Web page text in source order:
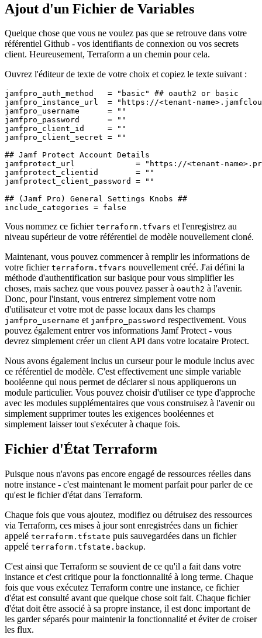
Ajout d'un Fichier de Variables
Quelque chose que vous ne voulez pas que se retrouve dans votre
référentiel Github - vos identifiants de connexion ou vos secrets
client. Heureusement, Terraform a un chemin pour cela.
Ouvrez l'éditeur de texte de votre choix et copiez le texte suivant :
jamfpro_auth_method   = "basic" ## oauth2 or basic
jamfpro_instance_url  = "https://<tenant-
jamfpro_username      = ""
jamfpro_password      = ""
jamfpro_client_id     = ""
jamfpro_client_secret = ""
## Jamf Protect Account Details
jamfprotect_url             = "https://<tenant-
jamfprotect_clientid        = ""
jamfprotect_client_password = ""
## (Jamf Pro) General Settings Knobs ##
Vous nommez ce fichier terraform.tfvars et l'enregistrez au
niveau supérieur de votre référentiel de modèle nouvellement cloné.
Maintenant, vous pouvez commencer à remplir les informations de
votre fichier terraform.tfvars nouvellement créé. J'ai défini la
méthode d'authentification sur basique pour vous simplifier les
choses, mais sachez que vous pouvez passer à oauth2 à l'avenir.
Donc, pour l'instant, vous entrerez simplement votre nom
d'utilisateur et votre mot de passe locaux dans les champs
jamfpro_username et jamfpro_password respectivement. Vous
pouvez également entrer vos informations Jamf Protect - vous
devrez simplement créer un client API dans votre locataire Protect.
Nous avons également inclus un curseur pour le module inclus avec
ce référentiel de modèle. C'est effectivement une simple variable
booléenne qui nous permet de déclarer si nous appliquerons un
module particulier. Vous pouvez choisir d'utiliser ce type d'approche
avec les modules supplémentaires que vous construisez à l'avenir ou
simplement supprimer toutes les exigences booléennes et
simplement laisser tout s'exécuter à chaque fois.
Fichier d'État Terraform
Puisque nous n'avons pas encore engagé de ressources réelles dans
notre instance - c'est maintenant le moment parfait pour parler de ce
qu'est le fichier d'état dans Terraform.
Chaque fois que vous ajoutez, modifiez ou détruisez des ressources
via Terraform, ces mises à jour sont enregistrées dans un fichier
appelé terraform.tfstate puis sauvegardées dans un fichier
appelé terraform.tfstate.backup.
C'est ainsi que Terraform se souvient de ce qu'il a fait dans votre
instance et c'est critique pour la fonctionnalité à long terme. Chaque
fois que vous exécutez Terraform contre une instance, ce fichier
d'état est consulté avant que quelque chose soit fait. Chaque fichier
d'état doit être associé à sa propre instance, il est donc important de
les garder séparés pour maintenir la fonctionnalité et éviter de croiser
les flux.